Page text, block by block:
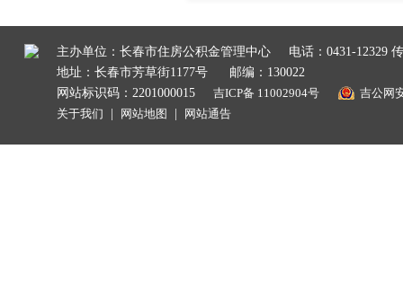
主办单位：长春市住房公积金管理中心
电话：0431-12329
地址：长春市芳草街1177号
邮编：130022
网站标识码：2201000015
吉ICP备 11002904号
吉公网
关于我们
网站地图 网站通告